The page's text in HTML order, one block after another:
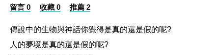
留言 0 收藏 0 推薦 2
傳說中的生物與神話你覺得是真的還是假的呢?
人的夢境是真的還是假的呢?